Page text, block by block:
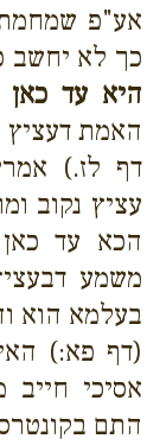
אע"פ שמחמת
כך לא יחשב
היא עד
האמת דעציץ
דף לז.)
עציץ נקוב
הכא עד
משמע
בעלמא הוא
(דף פא:)
אסיכי חייב
התם